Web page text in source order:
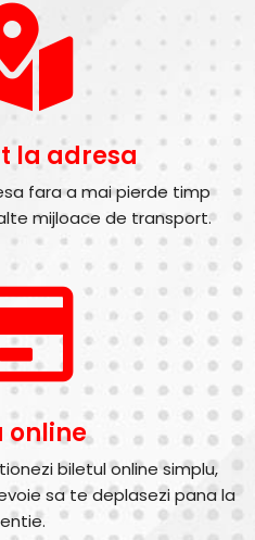
la adresa
fara a mai pierde timp
mijloace de transport.
online
biletul online simplu,
sa te deplasezi pana la